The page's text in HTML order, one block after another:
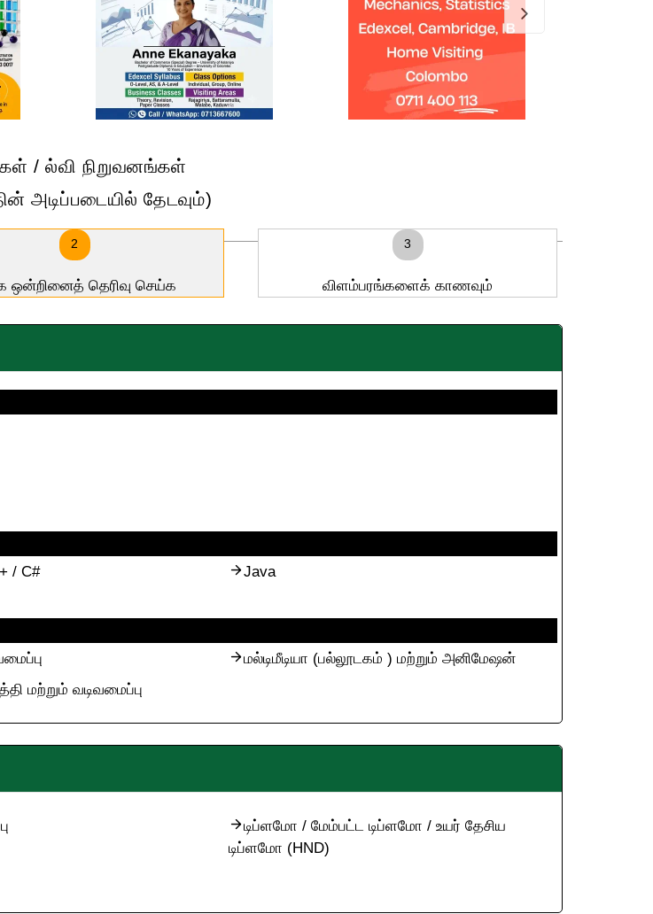
/ ல்வி நிறுவனங்கள்
அடிப்படையில் தேடவும்)
2
ஒன்றினைத் தெரிவு செய்க
3
விளம்பரங்களைக் காணவும்
/ C#
Java
மல்டிமீடியா (பல்லூடகம் ) மற்றும் அனிமேஷன்
மற்றும் வடிவமைப்பு
டிப்ளமோ / மேம்பட்ட டிப்ளமோ / உயர் தேசிய
டிப்ளமோ (HND)